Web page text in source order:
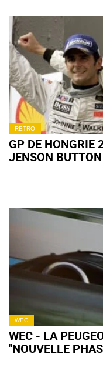
RETRO
GP DE HONGRIE
JENSON
WEC
WEC - LA
"NOUVELLE